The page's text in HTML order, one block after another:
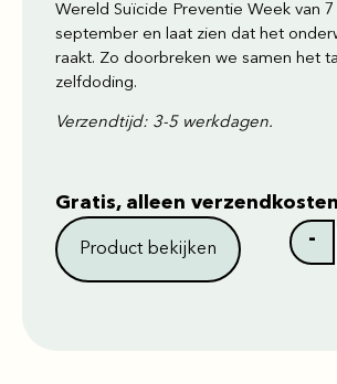
Wereld Suïcide Preventie Week van 7
september en laat zien dat het
raakt. Zo doorbreken we samen het
zelfdoding.
Verzendtijd: 3-5 werkdagen.
Gratis, alleen verzendkosten
-
Product bekijken